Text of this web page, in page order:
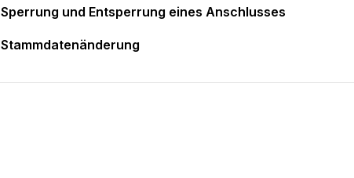
Sperrung und Entsperrung eines Anschlusses
Stammdatenänderung